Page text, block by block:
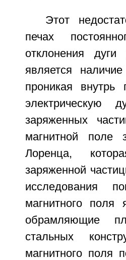
Этот
печах
отклонения
является
проникая внутрь
электрическую
заряженных
магнитной поле
Лоренца,
заряженной
исследования
магнитного поля
обрамляющие
стальных
магнитного поля